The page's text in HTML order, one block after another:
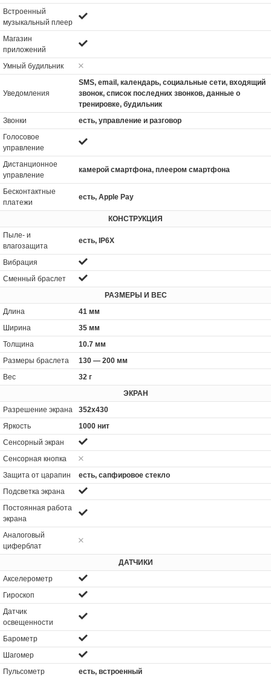
Встроенный
музыкальный плеер
Магазин
приложений
Умный будильник
Уведомления
SMS, email, календарь, социальные сети, входящий
звонок, список последних звонков, данные о
тренировке, будильник
Звонки
есть, управление и разговор
Голосовое
управление
Дистанционное
управление
камерой смартфона, плеером смартфона
Бесконтактные
платежи
есть, Apple Pay
КОНСТРУКЦИЯ
Пыле- и
влагозащита
есть, IP6X
Вибрация
Сменный браслет
РАЗМЕРЫ И ВЕС
Длина
41 мм
Ширина
35 мм
Толщина
10.7 мм
Размеры браслета
130 — 200 мм
Вес
32 г
ЭКРАН
Разрешение экрана
352х430
Яркость
1000 нит
Сенсорный экран
Сенсорная кнопка
Защита от царапин
есть, сапфировое стекло
Подсветка экрана
Постоянная работа
экрана
Аналоговый
циферблат
ДАТЧИКИ
Акселерометр
Гироскоп
Датчик
освещенности
Барометр
Шагомер
Пульсометр
есть, встроенный